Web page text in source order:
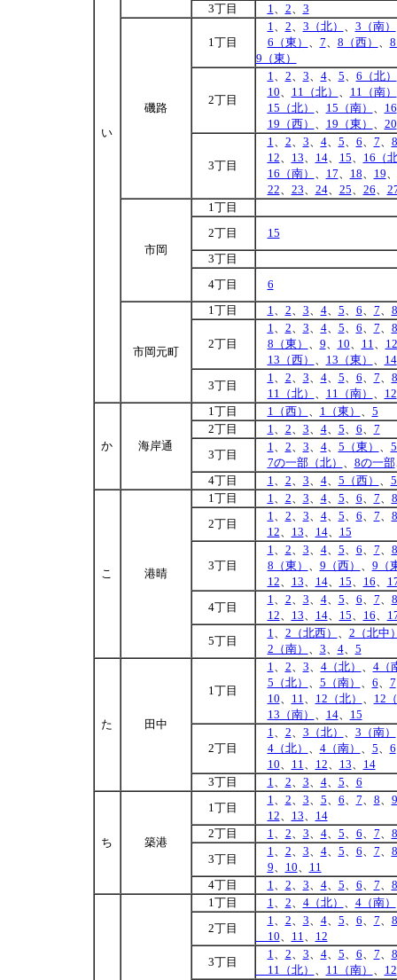
い
3丁目
1、 2、 3
磯路
1丁目
1、 2、 3（北） 、 3（南）
6（東） 、 7、 8（西） 、
9（東）
2丁目
1、 2、 3、 4、 5、 6（北）
10、 11（北） 、 11（南）
15（北） 、 15（南） 、 16
19（西） 、 19（東） 、 20
3丁目
1、 2、 3、 4、 5、 6、 7、 8
12、 13、 14、 15、 16（
16（南） 、 17、 18、 19、
22、 23、 24、 25、 26、
市岡
1丁目
2丁目
15
3丁目
4丁目
6
市岡元町
1丁目 1、 2、 3、 4、 5、 6、 7、 8
2丁目
1、 2、 3、 4、 5、 6、 7、
8（東） 、 9、 10、 11、 12
13（西） 、 13（東） 、 14
3丁目
1、 2、 3、 4、 5、 6、 7、 8
11（北） 、 11（南） 、 12
か 海岸通
1丁目 1（西） 、 1（東） 、 5
2丁目
1、 2、 3、 4、 5、 6、 7
3丁目
1、 2、 3、 4、 5（東） 、
7の一部（北） 、 8の一部
4丁目
1、 2、 3、 4、 5（西） 、
こ 港晴
1丁目 1、 2、 3、 4、 5、 6、 7、 8
2丁目
1、 2、 3、 4、 5、 6、 7、 8
12、 13、 14、 15
3丁目
1、 2、 3、 4、 5、 6、 7、
8（東） 、 9（西） 、 9（
12、 13、 14、 15、 16、
4丁目
1、 2、 3、 4、 5、 6、 7、 8
12、 13、 14、 15、 16、
5丁目
1、 2（北西） 、 2（北中
2（南） 、 3、 4、 5
た 田中
1丁目
1、 2、 3、 4（北） 、 4（
5（北） 、 5（南） 、 6、 7
10、 11、 12（北） 、 12
13（南） 、 14、 15
2丁目
1、 2、 3（北） 、 3（南）
4（北） 、 4（南） 、 5、 6
10、 11、 12、 13、 14
3丁目
1、 2、 3、 4、 5、 6
ち 築港
1丁目
1、 2、 3、 5、 6、 7、 8、 9
12、 13、 14
2丁目
1、 2、 3、 4、 5、 6、 7、 8
3丁目
1、 2、 3、 4、 5、 6、 7、 8
9、 10、 11
4丁目
1、 2、 3、 4、 5、 6、 7、 8
1丁目 1、 2、 4（北） 、 4（南）
2丁目
1、 2、 3、 4、 5、 6、 7、 8
10、 11、 12
3丁目
1、 2、 3、 4、 5、 6、 7、 8
11（北） 、 11（南） 、 12